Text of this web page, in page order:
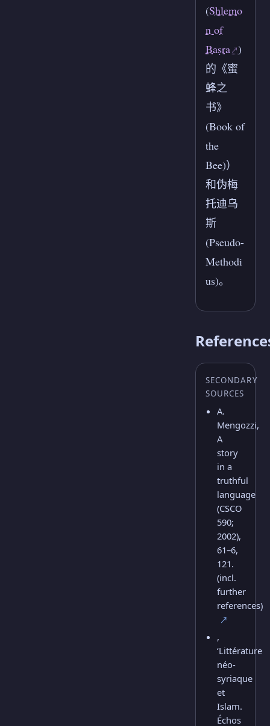
(Shlemo
n of
Baṣra )
的《蜜
蜂之
书》
(Book of
the
Bee)）
和伪梅
托迪乌
斯
(Pseudo-
Methodi
us)。
SECONDARY
SOURCES
A.
Mengozzi,
A
story
in a
truthful
language
(CSCO
590;
2002),
61–6,
121.
(incl.
further
references)
↗
,
‘Littérature
néo-
syriaque
et
Islam.
Échos